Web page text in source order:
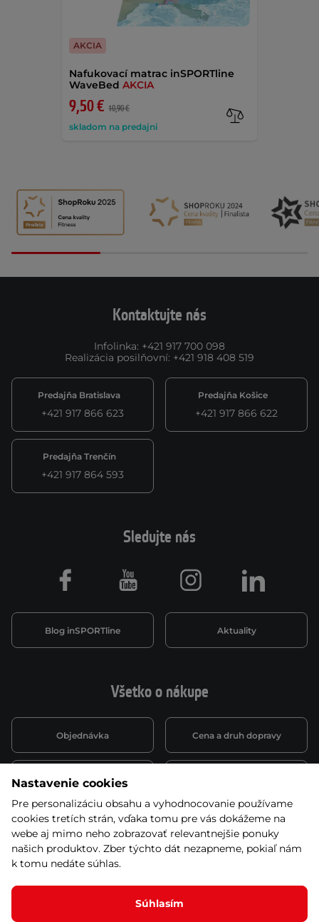
Nafukovací matrac inSPORTline
WaveBedAKCIA
9,50 € 10,90 €
skladom na predajni
AKCIA
Kontaktujte nás
Infolinka: +421 917 700 098
Realizácia posilňovní: +421 918 408 519
Predajňa Bratislava
+421 917 866 623
Predajňa Košice
+421 917 866 622
Predajňa Trenčín
+421 917 864 593
Všetko o nákupe
Objednávka Cena a druh dopravy
Spôsob platby
Montáž a servis Reklamácie a záruka
Kariéra
Sledujte nás
Blog inSPORTline Aktuality
Facebook Youtube Instagram LinkedIn
Nastavenie cookies
Pre personalizáciu obsahu a vyhodnocovanie používame
cookies tretích strán, vďaka tomu pre vás dokážeme na
webe aj mimo neho zobrazovať relevantnejšie ponuky
našich produktov. Zber týchto dát nezapneme, pokiaľ nám
k tomu nedáte súhlas.
Súhlasím